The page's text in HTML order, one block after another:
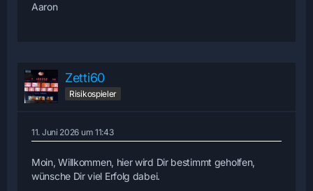
Aaron
Zetti60
Risikospieler
11. Juni 2026 um 11:43
Moin, Willkommen, hier wird Dir bestimmt geholfen,
wünsche Dir viel Erfolg dabei.